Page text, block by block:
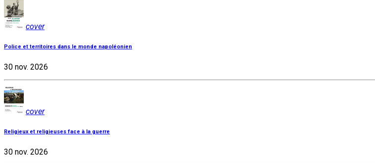
cover
Police et territoires dans le monde napoléonien
30 nov. 2026
cover
Religieux et religieuses face à la guerre
30 nov. 2026